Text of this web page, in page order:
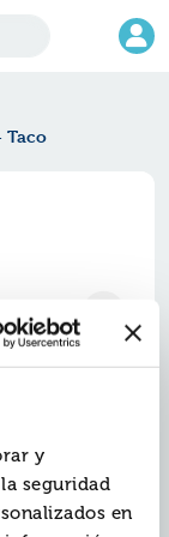
y
seguridad
en
Taco